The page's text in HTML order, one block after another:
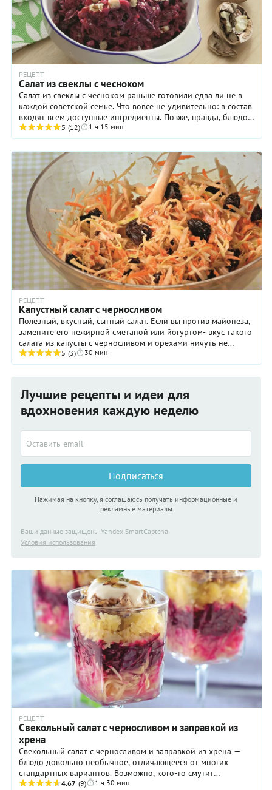
РЕЦЕПТ
Салат из свеклы с чесноком
Салат из свеклы с чесноком раньше готовили едва ли не в
каждой советской семье. Что вовсе не удивительно: в состав
входят всем доступные ингредиенты. Позже, правда, блюдо
утратило свою популярность, ...
5 (12) 1 ч 15 мин
РЕЦЕПТ
Капустный салат с черносливом
Полезный, вкусный, сытный салат. Если вы против майонеза,
замените его нежирной сметаной или йогуртом- вкус такого
салата из капусты с черносливом и орехами ничуть не
пострадает..
5 (3) 30 мин
Лучшие рецепты и идеи для
вдохновения каждую неделю
Подписаться
Нажимая на кнопку, я соглашаюсь получать информационные и
рекламные материалы
Ваши данные защищены Yandex SmartCaptcha
Условия использования
РЕЦЕПТ
Свекольный салат с черносливом и заправкой из
хрена
Свекольный салат с черносливом и заправкой из хрена —
блюдо довольно необычное, отличающееся от многих
стандартных вариантов. Возможно, кого-то смутит
присутствие в нем картошки, кого-то — яблок, кого ...
4.67 (9) 1 ч 30 мин